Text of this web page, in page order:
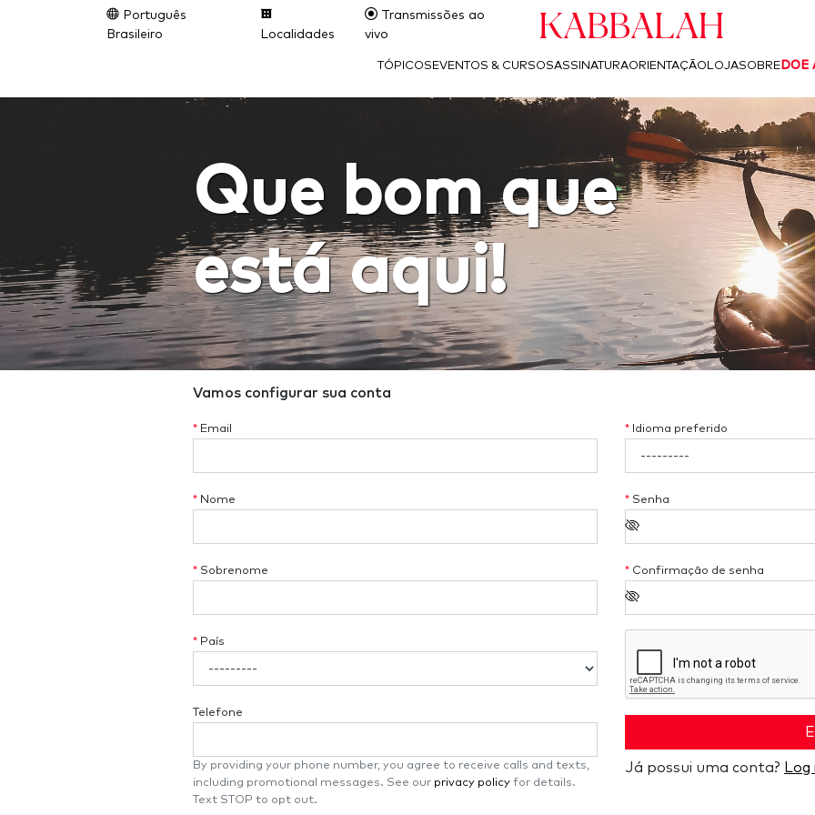
Português
Brasileiro
Localidades
Transmissões ao
vivo
Kabbalah
TÓPICOS EVENTOS & CURSOSASSINATURAORIENTAÇÃO LOJASOBRE DOE
Que bom que
está aqui!
Vamos configurar sua conta
* Email
* Nome
* Sobrenome
* País
Telefone
By providing your phone number, you agree to receive calls and texts,
including promotional messages. See our privacy policy for details.
Text STOP to opt out.
* Idioma preferido
* Senha
* Confirmação de senha
Já possui uma conta? Log